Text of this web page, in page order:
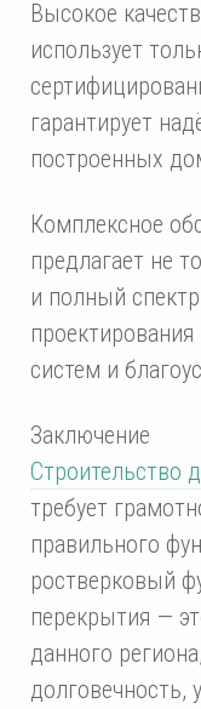
Высокое
использует
гарантирует
построенных
Комплексное
предлагает не
и полный
систем и
Заключение
Строительство
требует
правильного
ростверковый
перекрытия —
данного
долговечность,